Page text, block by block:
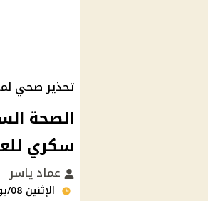
تحذير صحي
الصحة
سكري
عماد ياسر
الإثنين 08/يونيو/2026 - 07:20 م